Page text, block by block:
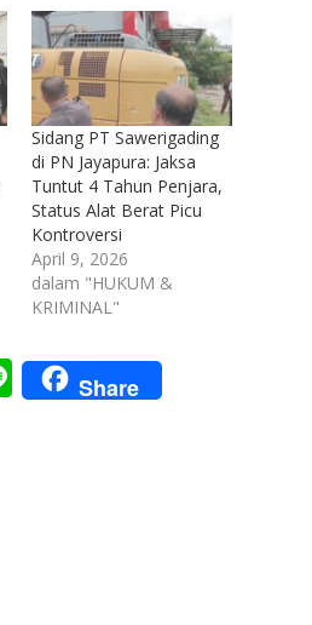
Sidang PT Sawerigading
di PN Jayapura: Jaksa
Tuntut 4 Tahun Penjara,
Status Alat Berat Picu
Kontroversi
April 9, 2026
dalam "HUKUM &
KRIMINAL"
Li
n
Share